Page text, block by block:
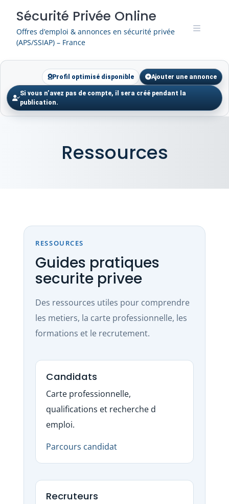
content
Sécurité Privée Online
Offres d’emploi & annonces en sécurité privée
(APS/SSIAP) – France
Profil optimisé disponible Ajouter une annonce
Si vous n’avez pas de compte, il sera créé pendant la
publication.
Ressources
RESSOURCES
Guides pratiques
securite privee
Des ressources utiles pour comprendre
les metiers, la carte professionnelle, les
formations et le recrutement.
Candidats
Carte professionnelle,
qualifications et recherche d
emploi.
Parcours candidat
Recruteurs